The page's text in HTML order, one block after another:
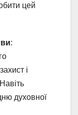
цей
:
і
духовної